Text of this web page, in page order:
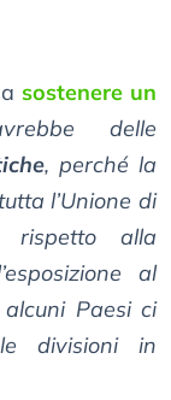
sostenere un
delle
, perché la
l’Unione di
rispetto alla
al
Paesi ci
divisioni in